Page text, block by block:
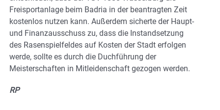
Freisportanlage beim Badria in der beantragten Zeit
kostenlos nutzen kann. Außerdem sicherte der Haupt-
und Finanzausschuss zu, dass die Instandsetzung
des Rasenspielfeldes auf Kosten der Stadt erfolgen
werde, sollte es durch die Duchführung der
Meisterschaften in Mitleidenschaft gezogen werden.
RP